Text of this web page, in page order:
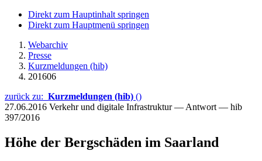
Direkt zum Hauptinhalt springen
Direkt zum Hauptmenü springen
Webarchiv
Presse
Kurzmeldungen (hib)
201606
zurück zu: Kurzmeldungen (hib) ()
27.06.2016 Verkehr und digitale Infrastruktur — Antwort — hib
397/2016
Höhe der Bergschäden im Saarland